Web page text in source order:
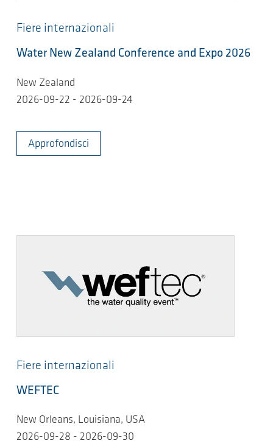
Fiere internazionali
Water New Zealand Conference and Expo 2026
New Zealand
2026-09-22 - 2026-09-24
Approfondisci
Fiere internazionali
WEFTEC
New Orleans, Louisiana, USA
2026-09-28 - 2026-09-30